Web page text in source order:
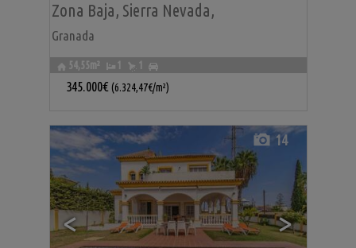
Zona Baja, Sierra Nevada,
Granada
54,55m² 1 1
345.000€ (6.324,47€/m²)
< >
14